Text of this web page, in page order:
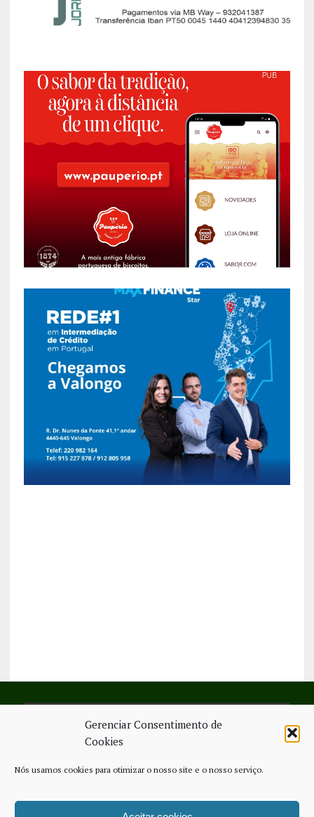
Gerenciar Consentimento de
Cookies
Nós usamos cookies para otimizar o nosso site e o nosso serviço.
SIGA-NOS NO FACEBOOK